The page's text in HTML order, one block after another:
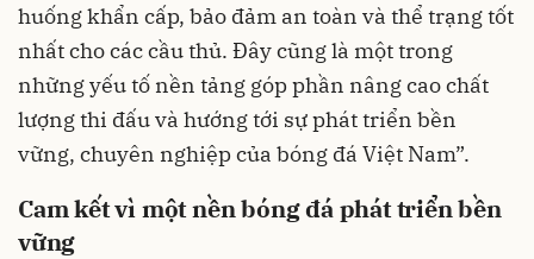
huống khẩn cấp, bảo đảm an toàn và thể trạng tốt
nhất cho các cầu thủ. Đây cũng là một trong
những yếu tố nền tảng góp phần nâng cao chất
lượng thi đấu và hướng tới sự phát triển bền
vững, chuyên nghiệp của bóng đá Việt Nam”.
Cam kết vì một nền bóng đá phát triển bền
vững